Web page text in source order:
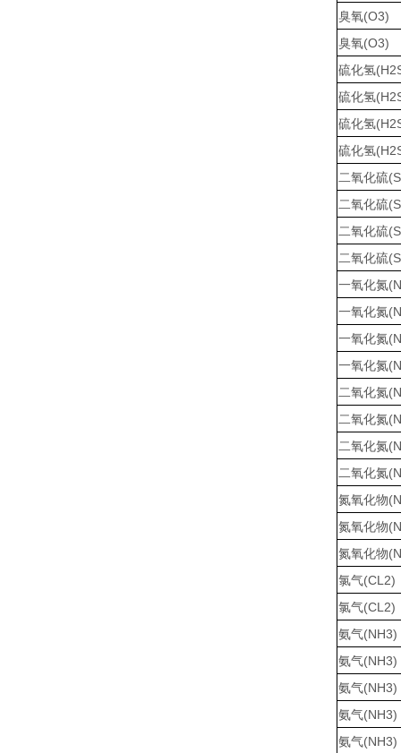
臭氧(O3)
臭氧(O3)
硫化氢
硫化氢
硫化氢
硫化氢
二氧化硫
二氧化硫
二氧化硫
二氧化硫
一氧化氮
一氧化氮
一氧化氮
一氧化氮
二氧化氮
二氧化氮
二氧化氮
二氧化氮
氮氧化物
氮氧化物
氮氧化物
氯气(CL2)
氯气(CL2)
氨气(NH3)
氨气(NH3)
氨气(NH3)
氨气(NH3)
氨气(NH3)